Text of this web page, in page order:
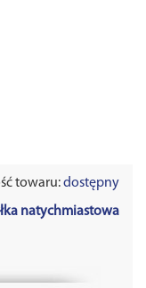
towaru:dostępny
natychmiastowa